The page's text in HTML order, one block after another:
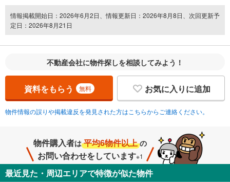
情報掲載開始日：2026年6月2日、情報更新日：2026年8月8日、次回更新予
定日：2026年8月21日
不動産会社に物件探しを相談してみよう！
資料をもらう 無料 お気に入りに追加
物件情報の誤りや掲載違反を発見された方はこちらからご連絡ください。
物件購入者は 平均6物件以上 の
お問い合わせをしています※1
最近見た・周辺エリアで特徴が似た物件